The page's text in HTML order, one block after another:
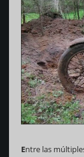
Entre las